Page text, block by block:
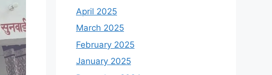
April 2025
March 2025
February 2025
January 2025